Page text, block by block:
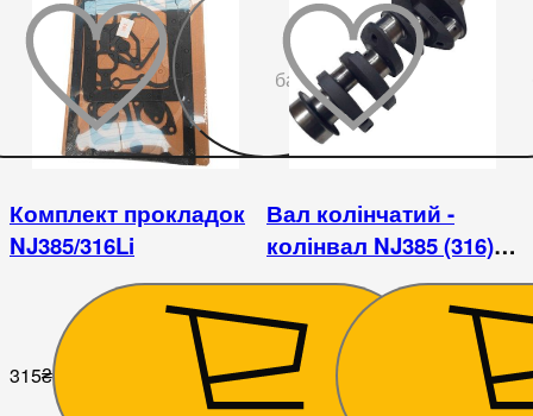
бажаного
Комплект прокладок
NJ385/316Li
315₴
Вал колінчатий -
колінвал NJ385 (316)
FengShou
10 080